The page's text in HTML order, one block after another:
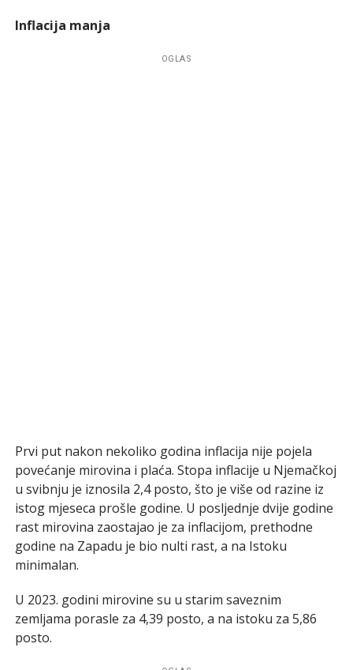
Inflacija manja
OGLAS
Prvi put nakon nekoliko godina inflacija nije pojela
povećanje mirovina i plaća. Stopa inflacije u Njemačkoj
u svibnju je iznosila 2,4 posto, što je više od razine iz
istog mjeseca prošle godine. U posljednje dvije godine
rast mirovina zaostajao je za inflacijom, prethodne
godine na Zapadu je bio nulti rast, a na Istoku
minimalan.
U 2023. godini mirovine su u starim saveznim
zemljama porasle za 4,39 posto, a na istoku za 5,86
posto.